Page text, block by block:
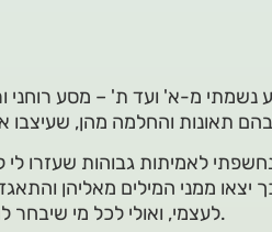
מ-א' ועד ת' – מסע רוחני
לאמיתות גבוהות שעזרו
יצאו ממני המילים מאליהן
לעצמי, ואולי לכל מי שיבחר להיכנס ולקרוא אותם, ולקבל מהם השראה לחייו.